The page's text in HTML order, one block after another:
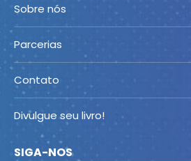
Sobre nós
Parcerias
Contato
Divulgue seu livro!
SIGA-NOS